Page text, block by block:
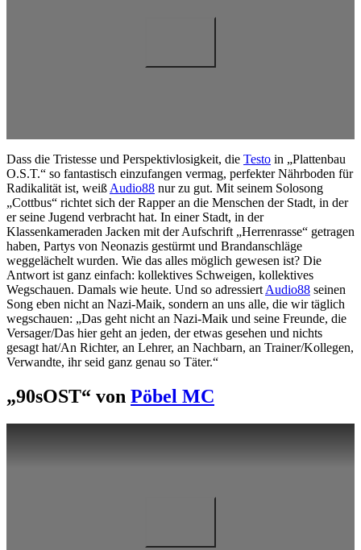
Dass die Tristesse und Perspektivlosigkeit, die Testo in „Plattenbau
O.S.T.“ so fantastisch einzufangen vermag, perfekter Nährboden für
Radikalität ist, weiß Audio88 nur zu gut. Mit seinem Solosong
„Cottbus“ richtet sich der Rapper an die Menschen der Stadt, in der
er seine Jugend verbracht hat. In einer Stadt, in der
Klassenkameraden Jacken mit der Aufschrift „Herrenrasse“ getragen
haben, Partys von Neonazis gestürmt und Brandanschläge
weggelächelt wurden. Wie das alles möglich gewesen ist? Die
Antwort ist ganz einfach: kollektives Schweigen, kollektives
Wegschauen. Damals wie heute. Und so adressiert Audio88 seinen
Song eben nicht an Nazi-Maik, sondern an uns alle, die wir täglich
wegschauen: „Das geht nicht an Nazi-Maik und seine Freunde, die
Versager/Das hier geht an jeden, der etwas gesehen und nichts
gesagt hat/An Richter, an Lehrer, an Nachbarn, an Trainer/Kollegen,
Verwandte, ihr seid ganz genau so Täter.“
„90sOST“ von Pöbel MC